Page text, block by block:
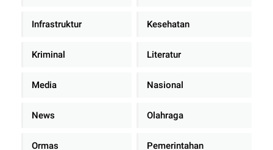
Infrastruktur Kesehatan
Kriminal Literatur
Media Nasional
News Olahraga
Ormas Pemerintahan